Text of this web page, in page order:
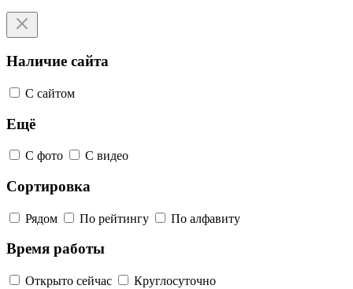
Наличие сайта
С сайтом
Ещё
С фото С видео
Сортировка
Рядом По рейтингу По алфавиту
Время работы
Открыто сейчас Круглосуточно